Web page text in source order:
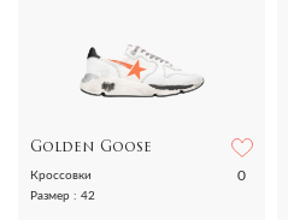
Golden Goose
0
Кроссовки
Размер : 42